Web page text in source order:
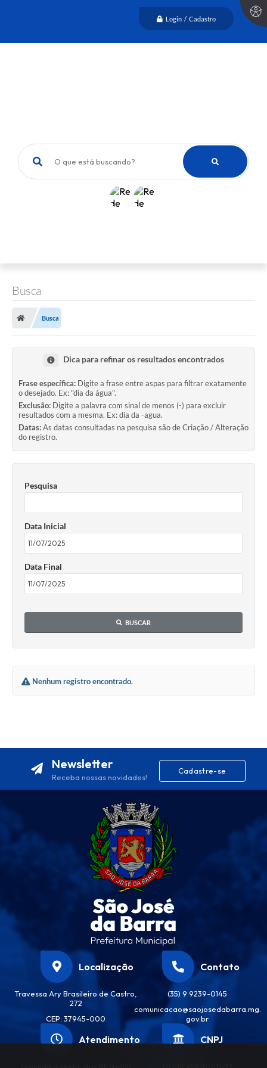
Login / Cadastro
O que está buscando?
Busca
Busca
Dica para refinar os resultados encontrados
Frase específica: Digite a frase entre aspas para filtrar exatamente
o desejado. Ex: "dia da água".
Exclusão: Digite a palavra com sinal de menos (-) para excluir
resultados com a mesma. Ex: dia da -agua.
Datas:As datas consultadas na pesquisa são de Criação / Alteração
do registro.
Pesquisa
Data Inicial
Data Final
BUSCAR
Nenhum registro encontrado.
Newsletter
Receba nossas novidades!
Cadastre-se
Localização
Travessa Ary Brasileiro de Castro,
272
CEP: 37945-000
Contato
(35) 9 9239-0145
comunicacao@saojosedabarra.mg.
gov.br
Atendimento CNPJ